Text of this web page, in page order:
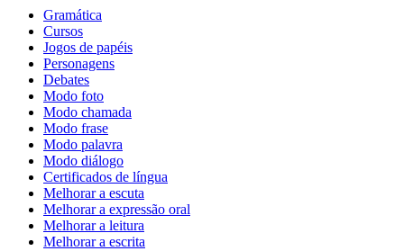
Gramática
Cursos
Jogos de papéis
Personagens
Debates
Modo foto
Modo chamada
Modo frase
Modo palavra
Modo diálogo
Certificados de língua
Melhorar a escuta
Melhorar a expressão oral
Melhorar a leitura
Melhorar a escrita